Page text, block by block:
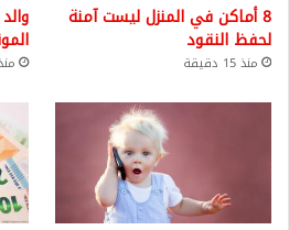
8 أماكن في المنزل ليست آمنة
لحفظ النقود
منذ 15 دقيقة منذ 21